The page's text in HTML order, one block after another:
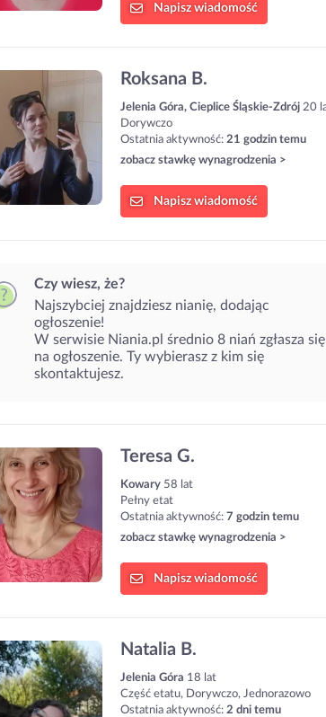
Napisz wiadomość
Roksana B.
Jelenia Góra, Cieplice Śląskie-Zdrój 20
Dorywczo
Ostatnia aktywność: 21 godzin temu
zobacz stawkę wynagrodzenia >
Napisz wiadomość
Czy wiesz, że?
Najszybciej znajdziesz nianię, dodając
ogłoszenie!
W serwisie Niania.pl średnio 8 niań zgłasza się
na ogłoszenie. Ty wybierasz z kim się
skontaktujesz.
Teresa G.
Kowary 58 lat
Pełny etat
Ostatnia aktywność: 7 godzin temu
zobacz stawkę wynagrodzenia >
Napisz wiadomość
Natalia B.
Jelenia Góra 18 lat
Część etatu, Dorywczo, Jednorazowo
Ostatnia aktywność: 2 dni temu